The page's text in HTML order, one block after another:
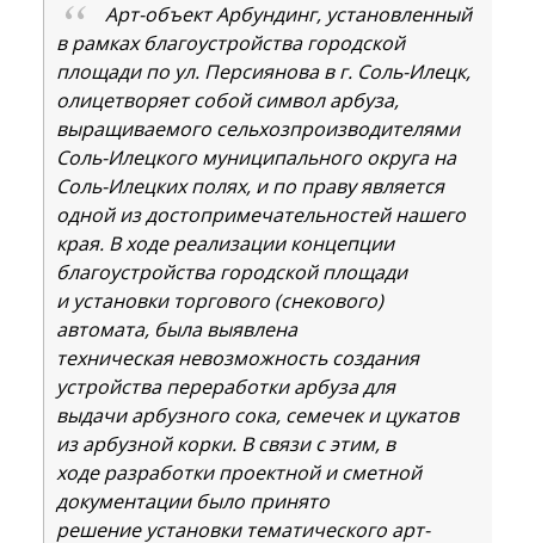
Арт-объект Арбундинг, установленный
в рамках благоустройства городской
площади по ул. Персиянова в г. Соль-Илецк,
олицетворяет собой символ арбуза,
выращиваемого сельхозпроизводителями
Соль-Илецкого муниципального округа на
Соль-Илецких полях, и по праву является
одной из достопримечательностей нашего
края. В ходе реализации концепции
благоустройства городской площади
и установки торгового (снекового)
автомата, была выявлена
техническая невозможность создания
устройства переработки арбуза для
выдачи арбузного сока, семечек и цукатов
из арбузной корки. В связи с этим, в
ходе разработки проектной и сметной
документации было принято
решение установки тематического арт-